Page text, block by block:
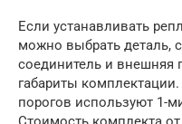
Если устанавливать
можно выбрать деталь,
соединитель и
габариты
порогов используют 1-